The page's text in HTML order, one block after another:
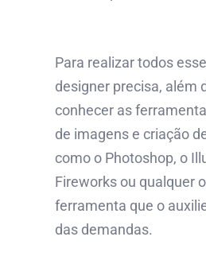
Para realizar todos
designer precisa, além
conhecer as
de imagens e criação
como o Photoshop, o
Fireworks ou qualquer
ferramenta que o
das demandas.